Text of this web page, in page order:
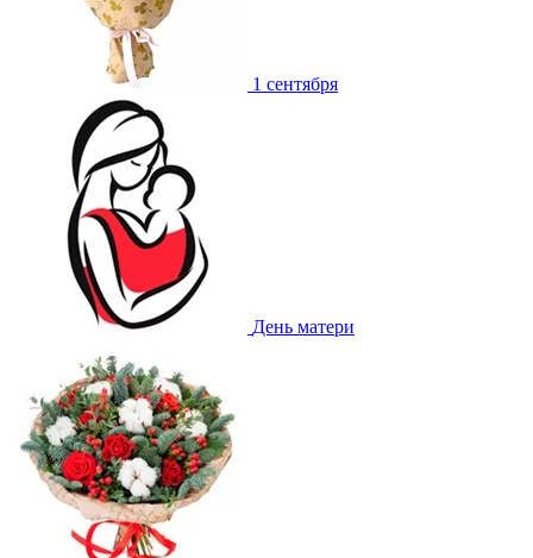
1 сентября
День матери